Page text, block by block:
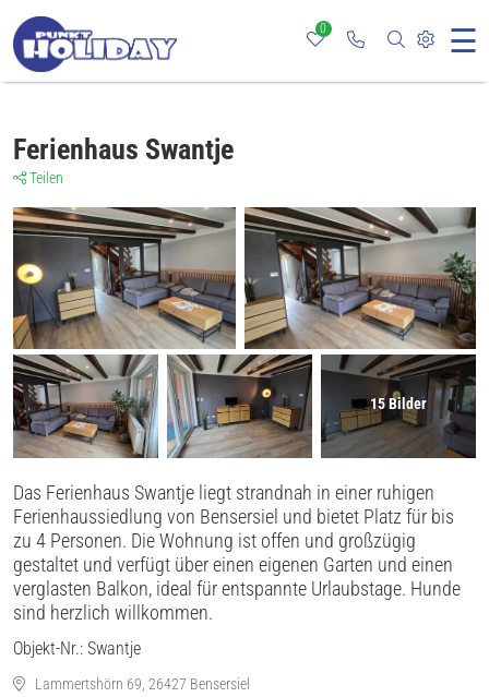
☰
0 Rufen Sie uns an
Nach
Ferienhaus Swantje
Teilen
15Bilder
Das Ferienhaus Swantje liegt strandnah in einer ruhigen
Ferienhaussiedlung von Bensersiel und bietet Platz für bis
zu 4 Personen. Die Wohnung ist offen und großzügig
gestaltet und verfügt über einen eigenen Garten und einen
verglasten Balkon, ideal für entspannte Urlaubstage. Hunde
sind herzlich willkommen.
Objekt-Nr.: Swantje
Lammertshörn 69, 26427 Bensersiel